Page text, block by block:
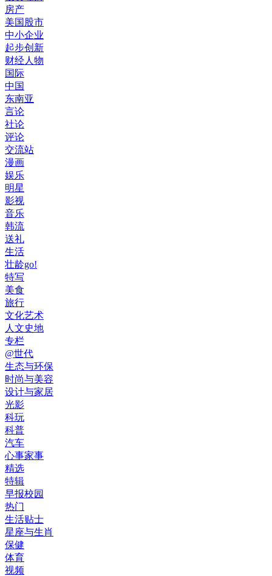
房产
美国股市
中小企业
起步创新
财经人物
国际
中国
东南亚
言论
社论
评论
交流站
漫画
娱乐
明星
影视
音乐
韩流
送礼
生活
壮龄go!
特写
美食
旅行
文化艺术
人文史地
专栏
@世代
生态与环保
时尚与美容
设计与家居
光影
科玩
科普
汽车
心事家事
精选
特辑
早报校园
热门
生活贴士
星座与生肖
保健
体育
视频